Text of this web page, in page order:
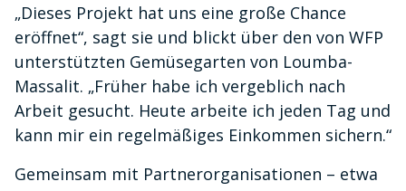
„Dieses Projekt hat uns eine große Chance
eröffnet“, sagt sie und blickt über den von WFP
unterstützten Gemüsegarten von Loumba-
Massalit. „Früher habe ich vergeblich nach
Arbeit gesucht. Heute arbeite ich jeden Tag und
kann mir ein regelmäßiges Einkommen sichern.“
Gemeinsam mit Partnerorganisationen – etwa